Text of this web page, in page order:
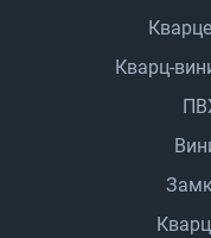
Кварц-